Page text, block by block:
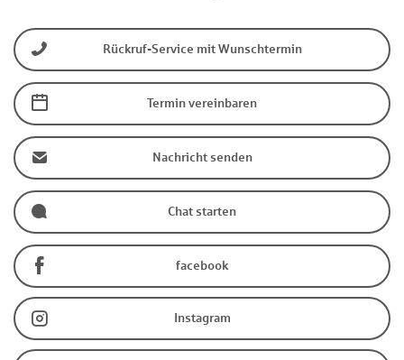
Rückruf-Service mit Wunschtermin
Termin vereinbaren
Nachricht senden
Chat starten
facebook
Instagram